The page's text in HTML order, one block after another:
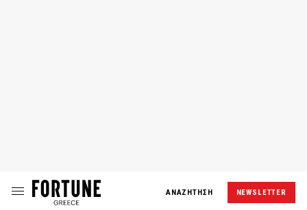
ΑΝΑΖΗΤΗΣΗ NEWSLETTER